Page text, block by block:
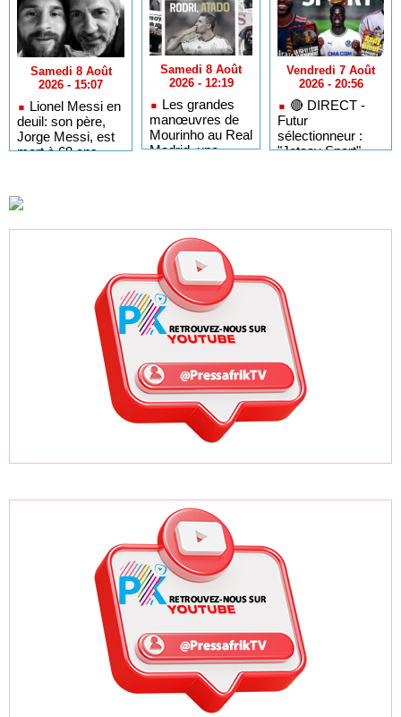
Samedi 8 Août
2026 - 15:07
Lionel Messi en
deuil: son père,
Jorge Messi, est
mort à 68 ans
Samedi 8 Août
2026 - 12:19
Les grandes
manœuvres de
Mourinho au Real
Madrid, une
Vendredi 7 Août
2026 - 20:56
🔴​ DIRECT -
Futur
sélectionneur :
"Jotaay Sport"
sénégalais